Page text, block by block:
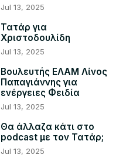
Jul 13, 2025
Τατάρ για
Χριστοδουλίδη
Jul 13, 2025
Βουλευτής ΕΛΑΜ Λίνος
Παπαγιάννης για
ενέργειες Φειδία
Jul 13, 2025
Θα άλλαζα κάτι στο
podcast με τον Τατάρ;
Jul 13, 2025